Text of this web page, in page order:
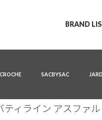
BRAND
SACBYSAC
ティライン アスファル